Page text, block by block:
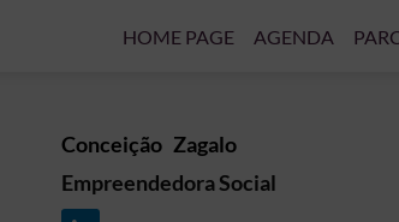
HOME PAGE AGENDA
Conceição Zagalo
Empreendedora Social